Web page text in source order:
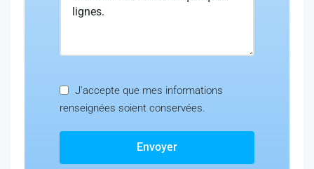
J'accepte que mes informations
renseignées soient conservées.
Envoyer